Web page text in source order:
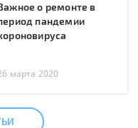
о ремонте в
пандемии
марта 2020